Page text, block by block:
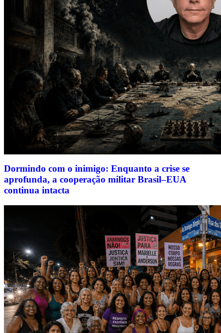
Dormindo com o inimigo: Enquanto a crise se
aprofunda, a cooperação militar Brasil–EUA
continua intacta